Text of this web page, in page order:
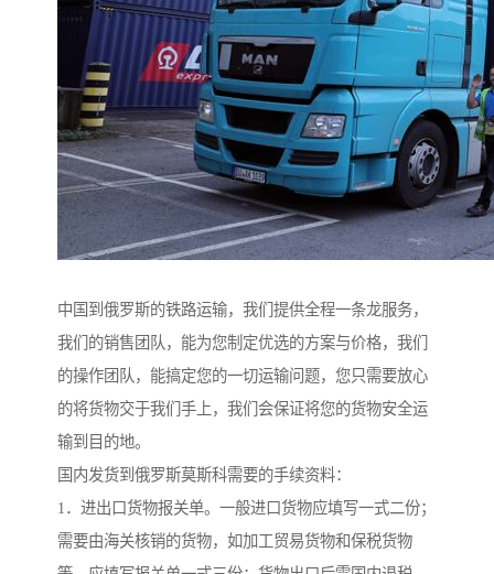
中国到俄罗斯的铁路运输，我们提供全程一条龙服务，
我们的销售团队，能为您制定优选的方案与价格，我们
的操作团队，能搞定您的一切运输问题，您只需要放心
的将货物交于我们手上，我们会保证将您的货物安全运
输到目的地。
国内发货到俄罗斯莫斯科需要的手续资料：
1．进出口货物报关单。一般进口货物应填写一式二份；
需要由海关核销的货物，如加工贸易货物和保税货物